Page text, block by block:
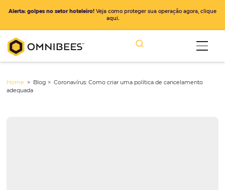
Alerta: golpes no setor hoteleiro!Veja como proteger sua operação